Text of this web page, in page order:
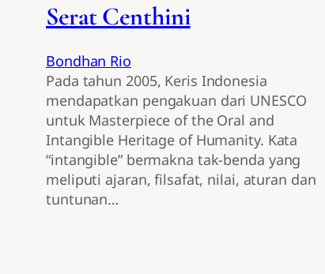
Serat Centhini
Bondhan Rio
Pada tahun 2005, Keris Indonesia
mendapatkan pengakuan dari UNESCO
untuk Masterpiece of the Oral and
Intangible Heritage of Humanity. Kata
“intangible” bermakna tak-benda yang
meliputi ajaran, filsafat, nilai, aturan dan
tuntunan…